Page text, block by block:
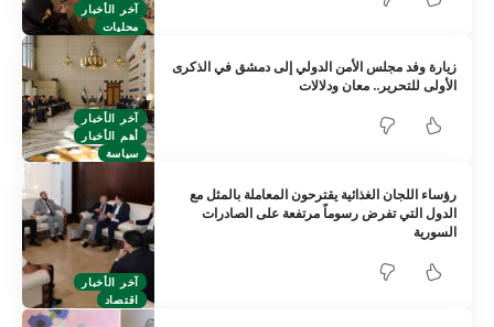
آخر الأخبار
محليات
آخر الأخبار
أهم الأخبار
سياسة
زيارة وفد مجلس الأمن الدولي إلى دمشق في الذكرى
الأولى للتحرير.. معان ودلالات
آخر الأخبار
اقتصاد
رؤساء اللجان الغذائية يقترحون المعاملة بالمثل مع
الدول التي تفرض رسوماً مرتفعة على الصادرات
السورية